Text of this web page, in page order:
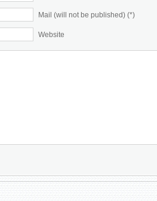
Mail (will not be published) (*)
Website